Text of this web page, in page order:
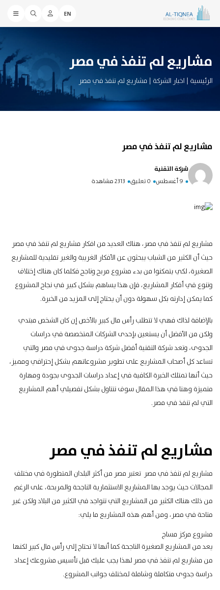
EN
مشاريع لم تنفذ في مصر
الرئيسية | اخبار الشركة | مشاريع لم تنفذ في مصر
مشاريع لم تنفذ في مصر
شركة التقنية
9 أغسطس 0 تعليق 2313 مشاهدة
مشاريع لم تنفذ في مصر، هناك العديد من افكار مشاريع لم تنفذ في مصر
حيث أن الكثير من الشباب يبحثون عن الأفكار الغريبة والغير تقليدية للمشاريع
الصغيرة، لكي يتمكنوا من بدء مشروع مربح وناجح فكلما كان هناك إختلاف
وتنوع في أفكار المشاريع، فإن هذا يساهم بشكل كبير في نجاح المشروع
كما يمكن إدارته بكل سهولة دون أن يحتاج إلى المزيد من الخبرة.
بالإضافة لذاك فهي لا تتطلب رأس مال كبير بالأخص إن كان الشخص مبتدي
ولكن من الأفضل أن يستعين بإحدى الشركات المتخصصة في دراسات
الجدوى، وتعد شركة التقنية أفضل شركة دراسة جدوى في مصر والتي
تساعد كل أصحاب المشاريع على تطوير مشروعاتهم بشكل إحترافي ومميز،
حيث أنها تمتلك الخبرة الكافية في إعداد دراسات الجدوى بجودة ومهارة
متميزة وهنا في هذا المقال سوف نتناول بشكل تفصيلي أهم المشاريع
التي لم تنفذ في مصر.
مشاريع لم تنفذ في مصر
مشاريع لم تنفذ في مصر تعتبر مصر من أكثر البلدان المتطورة في مختلف
المجالات حيث يوجد بها المشاريع الاستثمارية الناجحة والمربحة، على الرغم
من ذلك هناك الكثير من المشاريع التي تتواجد في الكثير من البلاد ولكن غير
متاحة في مصر، ومن أهم هذه المشاريع ما يلي:
مشروع مركز مساج
يعد من المشاريع الصغيرة الناجحة كما أنها لا تحتاج إلي رأس مال كبير لكنها
من مشاريع لم تنفذ في مصر لهذا يجب عليك قبل تأسيس مشروعك إعداد
دراسة جدوى متكاملة وشاملة لمختلف جوانب المشروع.